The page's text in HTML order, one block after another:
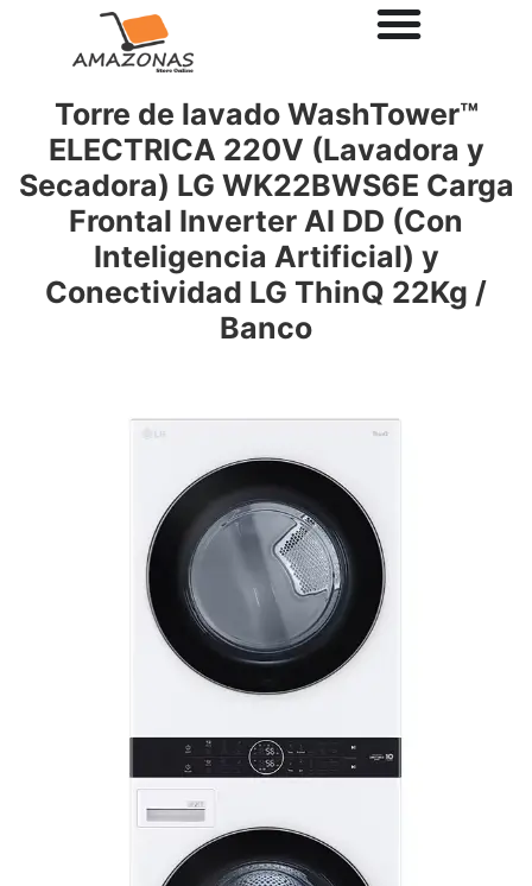
Torre de lavado WashTower™
ELECTRICA 220V (Lavadora y
Secadora) LG WK22BWS6E Carga
Frontal Inverter AI DD (Con
Inteligencia Artificial) y
Conectividad LG ThinQ 22Kg /
Banco